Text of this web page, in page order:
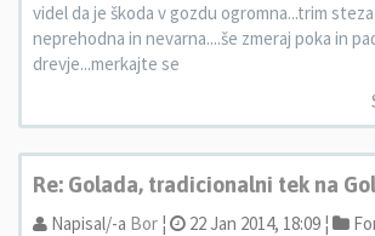
videl da je škoda v gozdu ogromna...trim
neprehodna in nevarna....še zmeraj poka in
drevje...merkajte se
Re: Golada, tradicionalni tek na
Napisal/-a Bor ¦ 22 Jan 2014, 18:09 ¦